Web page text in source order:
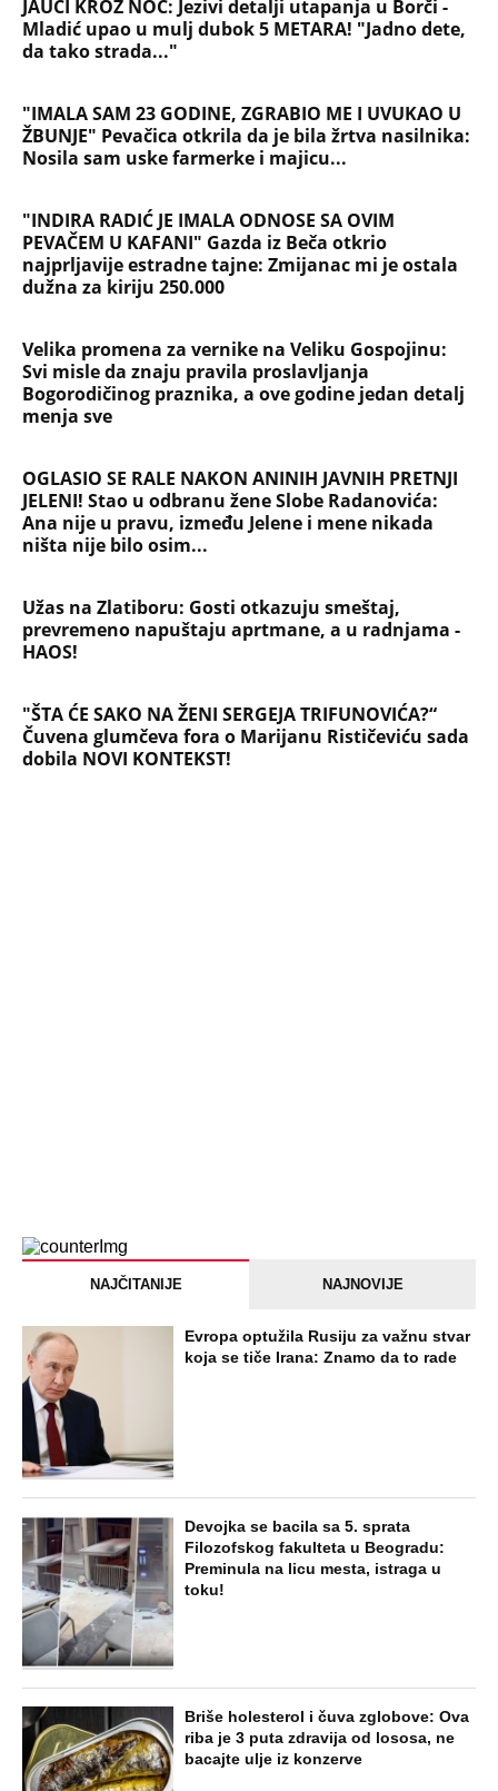
JAUCI KROZ NOĆ: Jezivi detalji utapanja u Borči -
Mladić upao u mulj dubok 5 METARA! "Jadno dete,
da tako strada..."
"IMALA SAM 23 GODINE, ZGRABIO ME I UVUKAO U
ŽBUNJE" Pevačica otkrila da je bila žrtva nasilnika:
Nosila sam uske farmerke i majicu...
"INDIRA RADIĆ JE IMALA ODNOSE SA OVIM
PEVAČEM U KAFANI" Gazda iz Beča otkrio
najprljavije estradne tajne: Zmijanac mi je ostala
dužna za kiriju 250.000
Velika promena za vernike na Veliku Gospojinu:
Svi misle da znaju pravila proslavljanja
Bogorodičinog praznika, a ove godine jedan detalj
menja sve
OGLASIO SE RALE NAKON ANINIH JAVNIH PRETNJI
JELENI! Stao u odbranu žene Slobe Radanovića:
Ana nije u pravu, između Jelene i mene nikada
ništa nije bilo osim...
Užas na Zlatiboru: Gosti otkazuju smeštaj,
prevremeno napuštaju aprtmane, a u radnjama -
HAOS!
"ŠTA ĆE SAKO NA ŽENI SERGEJA TRIFUNOVIĆA?“
Čuvena glumčeva fora o Marijanu Rističeviću sada
dobila NOVI KONTEKST!
NAJČITANIJE NAJNOVIJE
Evropa optužila Rusiju za važnu stvar
koja se tiče Irana: Znamo da to rade
Devojka se bacila sa 5. sprata
Filozofskog fakulteta u Beogradu:
Preminula na licu mesta, istraga u
toku!
Briše holesterol i čuva zglobove: Ova
riba je 3 puta zdravija od lososa, ne
bacajte ulje iz konzerve